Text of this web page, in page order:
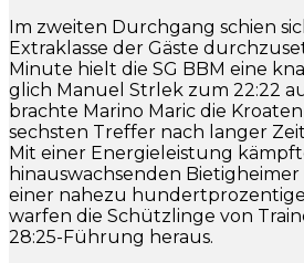
Im zweiten Durchgang schien
Extraklasse der Gäste
Minute hielt die SG BBM eine
glich Manuel Strlek zum 22:22
brachte Marino Maric die
sechsten Treffer nach langer
Mit einer Energieleistung
hinauswachsenden
einer nahezu
warfen die Schützlinge von
28:25-Führung heraus.